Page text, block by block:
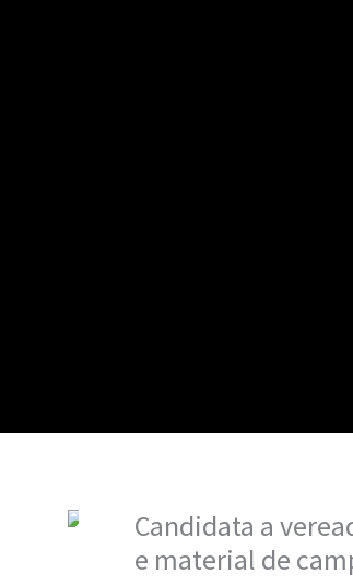
Candidata a
e material de